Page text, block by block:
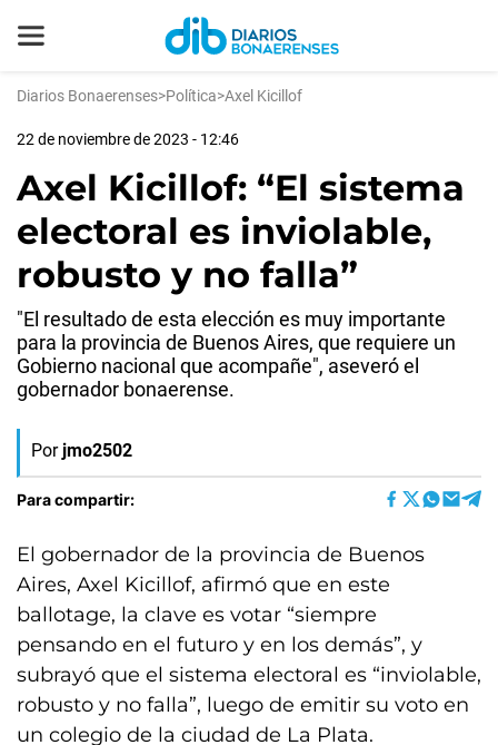
Diarios Bonaerenses>Política>Axel Kicillof
22 de noviembre de 2023 - 12:46
Axel Kicillof: “El sistema
electoral es inviolable,
robusto y no falla”
"El resultado de esta elección es muy importante
para la provincia de Buenos Aires, que requiere un
Gobierno nacional que acompañe", aseveró el
gobernador bonaerense.
Por jmo2502
Para compartir:
El gobernador de la provincia de Buenos
Aires, Axel Kicillof, afirmó que en este
ballotage, la clave es votar “siempre
pensando en el futuro y en los demás”, y
subrayó que el sistema electoral es “inviolable,
robusto y no falla”, luego de emitir su voto en
un colegio de la ciudad de La Plata.